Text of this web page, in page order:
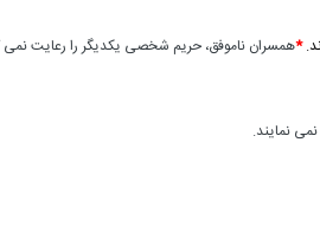
*همسران ناموفق، حریم شخصی یکدیگر را رعایت نمی
نمایند.